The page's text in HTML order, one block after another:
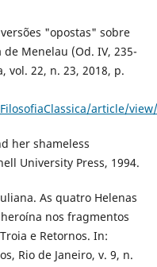
versões "opostas" sobre
Menelau (Od. IV, 235-
vol. 22, n. 23, 2018, p.
article/
her shameless
University Press, 1994.
As quatro Helenas
nos fragmentos
e Retornos. In:
Rio de Janeiro, v. 9, n.